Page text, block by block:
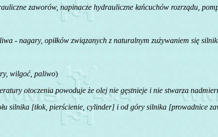
zaworów, napinacze hydrauliczne łańcuchów rozrządu,
- nagary, opiłków związanych z naturalnym zużywaniem się
wilgoć, paliwo)
otoczenia powoduje że olej nie gęstnieje i nie stwarza
silnika [tłok, pierścienie, cylinder] i od góry silnika [prowadnice